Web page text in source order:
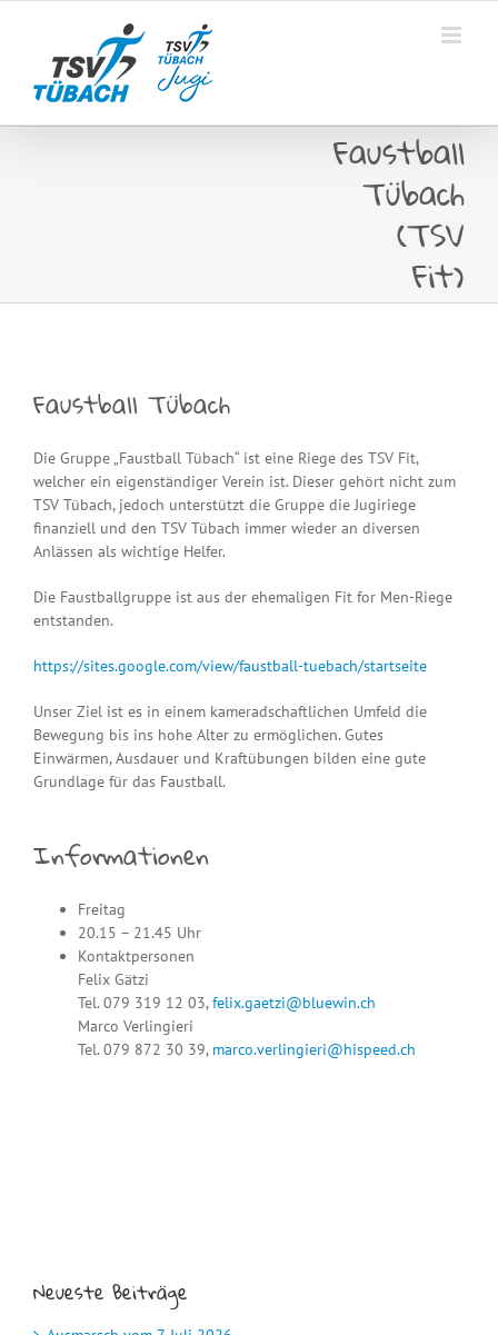
Faustball
Tübach
(TSV
Fit)
Faustball Tübach
Die Gruppe „Faustball Tübach“ ist eine Riege des TSV Fit,
welcher ein eigenständiger Verein ist. Dieser gehört nicht zum
TSV Tübach, jedoch unterstützt die Gruppe die Jugiriege
finanziell und den TSV Tübach immer wieder an diversen
Anlässen als wichtige Helfer.
Die Faustballgruppe ist aus der ehemaligen Fit for Men-Riege
entstanden.
https://sites.google.com/view/faustball-tuebach/startseite
Unser Ziel ist es in einem kameradschaftlichen Umfeld die
Bewegung bis ins hohe Alter zu ermöglichen. Gutes
Einwärmen, Ausdauer und Kraftübungen bilden eine gute
Grundlage für das Faustball.
Informationen
Freitag
20.15 – 21.45 Uhr
Kontaktpersonen
Felix Gätzi
Tel. 079 319 12 03,felix.gaetzi@bluewin.ch
Marco Verlingieri
Tel. 079 872 30 39, marco.verlingieri@hispeed.ch
Neueste Beiträge